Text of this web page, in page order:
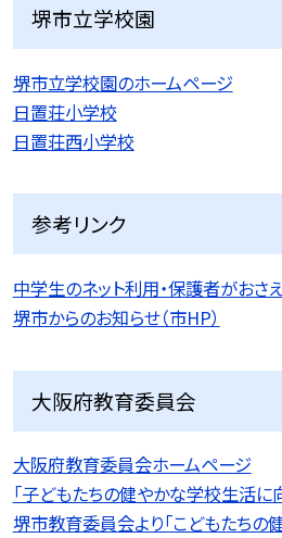
堺市立学校園
堺市立学校園のホームページ
日置荘小学校
日置荘西小学校
参考リンク
中学生のネット利用・保護者がおさ
堺市からのお知らせ（市HP）
大阪府教育委員会
大阪府教育委員会ホームページ
「子どもたちの健やかな学校生活に
堺市教育委員会より「こどもたち